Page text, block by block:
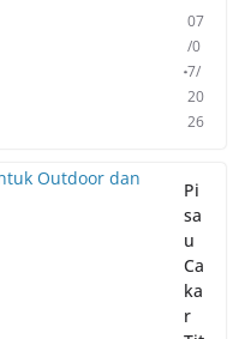
07
/0
7/
20
26
Pi
sa
u
Ca
ka
r